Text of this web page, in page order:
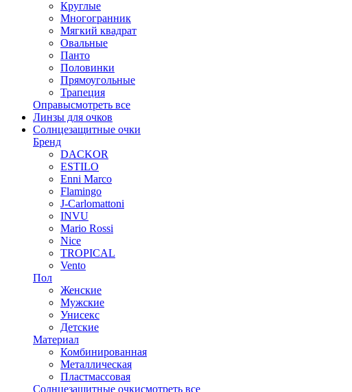
Круглые
Многогранник
Мягкий квадрат
Овальные
Панто
Половинки
Прямоугольные
Трапеция
Оправысмотреть все
Линзы для очков
Солнцезащитные очки
Бренд
DACKOR
ESTILO
Enni Marco
Flamingo
J-Carlomattoni
INVU
Mario Rossi
Nice
TROPICAL
Vento
Пол
Женские
Мужские
Унисекс
Детские
Материал
Комбинированная
Металлическая
Пластмассовая
Солнцезащитные очкисмотреть все